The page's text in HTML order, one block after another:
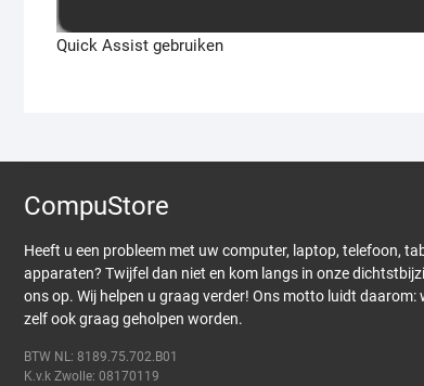
Quick Assist gebruiken
CompuStore
Heeft u een probleem met uw computer, laptop, telefoon,
apparaten? Twijfel dan niet en kom langs in onze
ons op. Wij helpen u graag verder! Ons motto luidt daarom:
zelf ook graag geholpen worden.
BTW NL: 8189.75.702.B01
K.v.k Zwolle: 08170119